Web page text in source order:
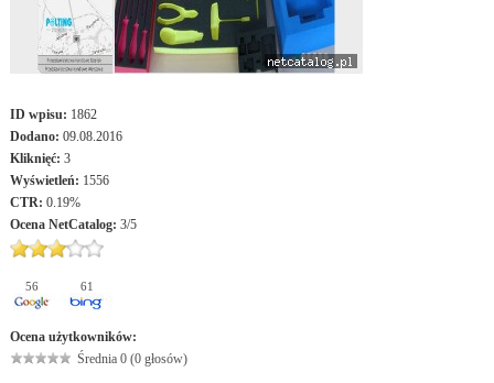
ID wpisu: 1862
Dodano: 09.08.2016
Kliknięć: 3
Wyświetleń: 1556
CTR: 0.19%
Ocena NetCatalog: 3/5
56 61
Ocena użytkowników:
Średnia 0 (0 głosów)